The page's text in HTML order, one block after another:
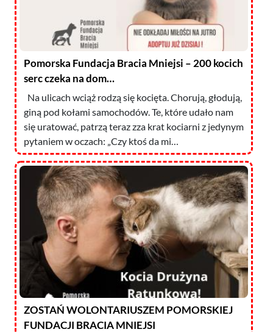
Pomorska Fundacja Bracia Mniejsi – 200 kocich
serc czeka na dom…
Na ulicach wciąż rodzą się kocięta. Chorują, głodują,
giną pod kołami samochodów. Te, które udało nam
się uratować, patrzą teraz zza krat kociarni z jedynym
pytaniem w oczach: „Czy ktoś da mi…
ZOSTAŃ WOLONTARIUSZEM POMORSKIEJ
FUNDACJI BRACIA MNIEJSI